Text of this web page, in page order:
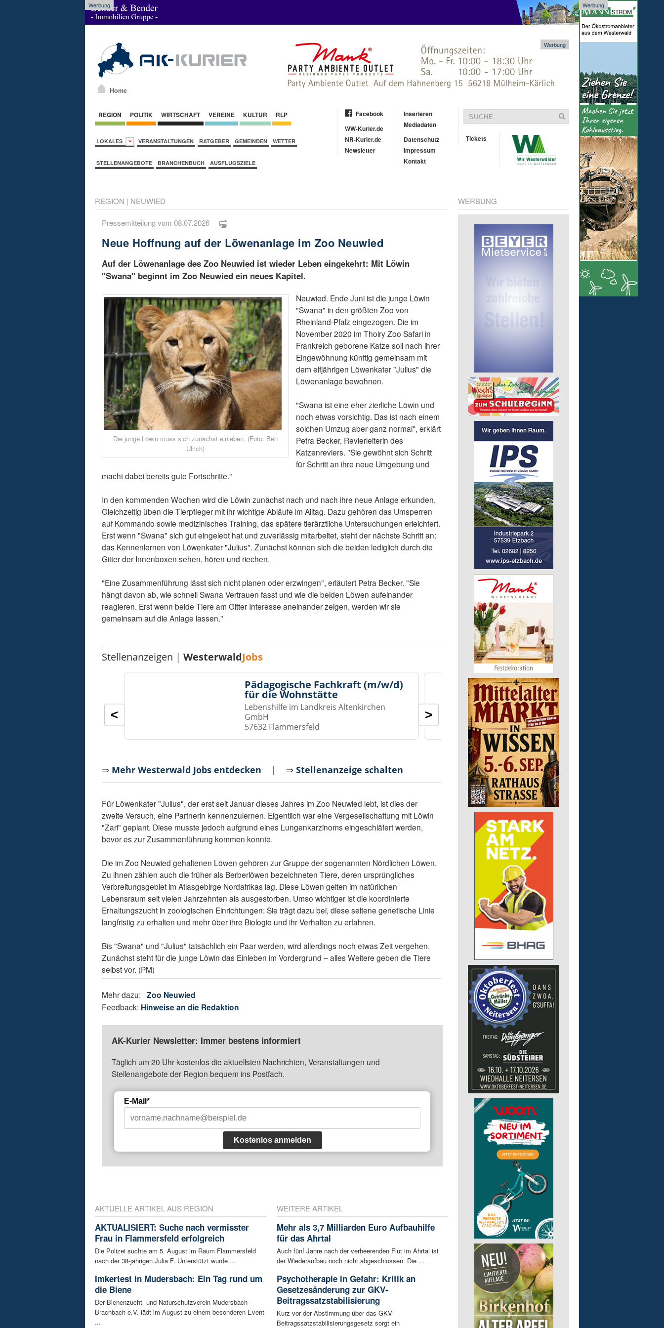
Werbung Werbung
Home
Werbung
REGION POLITIK WIRTSCHAFT VEREINE KULTUR RLP
LOKALES VERANSTALTUNGEN RATGEBER GEMEINDEN WETTER
STELLENANGEBOTE BRANCHENBUCH AUSFLUGSZIELE
Facebook
WW-Kurier.de
NR-Kurier.de
Newsletter
Inserieren
Mediadaten
Datenschutz
Impressum
Kontakt
Tickets
REGION | NEUWIED
Pressemitteilung vom 08.07.2026
Neue Hoffnung auf der Löwenanlage im Zoo Neuwied
Auf der Löwenanlage des Zoo Neuwied ist wieder Leben eingekehrt: Mit Löwin
"Swana" beginnt im Zoo Neuwied ein neues Kapitel.
Die junge Löwin muss sich zunächst einleben. (Foto: Ben
Ulrich)
Neuwied. Ende Juni ist die junge Löwin
"Swana" in den größten Zoo von
Rheinland-Pfalz eingezogen. Die im
November 2020 im Thoiry Zoo Safari in
Frankreich geborene Katze soll nach ihrer
Eingewöhnung künftig gemeinsam mit
dem elfjährigen Löwenkater "Julius" die
Löwenanlage bewohnen.
"Swana ist eine eher zierliche Löwin und
noch etwas vorsichtig. Das ist nach einem
solchen Umzug aber ganz normal", erklärt
Petra Becker, Revierleiterin des
Katzenreviers. "Sie gewöhnt sich Schritt
für Schritt an ihre neue Umgebung und
macht dabei bereits gute Fortschritte."
In den kommenden Wochen wird die Löwin zunächst nach und nach ihre neue Anlage erkunden.
Gleichzeitig üben die Tierpfleger mit ihr wichtige Abläufe im Alltag. Dazu gehören das Umsperren
auf Kommando sowie medizinisches Training, das spätere tierärztliche Untersuchungen erleichtert.
Erst wenn "Swana" sich gut eingelebt hat und zuverlässig mitarbeitet, steht der nächste Schritt an:
das Kennenlernen von Löwenkater "Julius". Zunächst können sich die beiden lediglich durch die
Gitter der Innenboxen sehen, hören und riechen.
"Eine Zusammenführung lässt sich nicht planen oder erzwingen", erläutert Petra Becker. "Sie
hängt davon ab, wie schnell Swana Vertrauen fasst und wie die beiden Löwen aufeinander
reagieren. Erst wenn beide Tiere am Gitter Interesse aneinander zeigen, werden wir sie
gemeinsam auf die Anlage lassen."
Stellenanzeigen |WesterwaldJobs
Pädagogische Fachkraft (m/w/d)
für die Wohnstätte
Lebenshilfe im Landkreis Altenkirchen
GmbH
57632 Flammersfeld
Pädagogische
für die
Lebenshilfe im Landkreis
GmbH
57632 Flammersfeld
< >
⇒ Mehr Westerwald Jobs entdecken | ⇒Stellenanzeige schalten
Für Löwenkater "Julius", der erst seit Januar dieses Jahres im Zoo Neuwied lebt, ist dies der
zweite Versuch, eine Partnerin kennenzulernen. Eigentlich war eine Vergesellschaftung mit Löwin
"Zari" geplant. Diese musste jedoch aufgrund eines Lungenkarzinoms eingeschläfert werden,
bevor es zur Zusammenführung kommen konnte.
Die im Zoo Neuwied gehaltenen Löwen gehören zur Gruppe der sogenannten Nördlichen Löwen.
Zu ihnen zählen auch die früher als Berberlöwen bezeichneten Tiere, deren ursprüngliches
Verbreitungsgebiet im Atlasgebirge Nordafrikas lag. Diese Löwen gelten im natürlichen
Lebensraum seit vielen Jahrzehnten als ausgestorben. Umso wichtiger ist die koordinierte
Erhaltungszucht in zoologischen Einrichtungen: Sie trägt dazu bei, diese seltene genetische Linie
langfristig zu erhalten und mehr über ihre Biologie und ihr Verhalten zu erfahren.
Bis "Swana" und "Julius" tatsächlich ein Paar werden, wird allerdings noch etwas Zeit vergehen.
Zunächst steht für die junge Löwin das Einleben im Vordergrund – alles Weitere geben die Tiere
selbst vor. (PM)
Mehr dazu:Zoo Neuwied
Feedback: Hinweise an die Redaktion
AK-Kurier Newsletter: Immer bestens informiert
Täglich um 20 Uhr kostenlos die aktuellsten Nachrichten, Veranstaltungen und
Stellenangebote der Region bequem ins Postfach.
E-Mail*
Kostenlos anmelden
AKTUELLE ARTIKEL AUS REGION
AKTUALISIERT: Suche nach vermisster
Frau in Flammersfeld erfolgreich
Die Polizei suchte am 5. August im Raum Flammersfeld
nach der 38-jährigen Julia F. Unterstützt wurde ...
Imkertest in Mudersbach: Ein Tag rund um
die Biene
Der Bienenzucht- und Naturschutzverein Mudersbach-
Brachbach e.V. lädt im August zu einem besonderen Event
...
WEITERE ARTIKEL
Mehr als 3,7 Milliarden Euro Aufbauhilfe
für das Ahrtal
Auch fünf Jahre nach der verheerenden Flut im Ahrtal ist
der Wiederaufbau noch nicht abgeschlossen. Die ...
Psychotherapie in Gefahr: Kritik an
Gesetzesänderung zur GKV-
Beitragssatzstabilisierung
Kurz vor der Abstimmung über das GKV-
Beitragssatzstabilisierungsgesetz sorgt ein
WERBUNG